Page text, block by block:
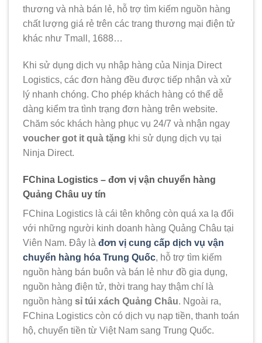
thương và nhà bán lẻ, hỗ trợ tìm kiếm nguồn hàng
chất lượng giá rẻ trên các trang thương mại điện tử
khác như Tmall, 1688…
Khi sử dụng dịch vụ nhập hàng của Ninja Direct
Logistics, các đơn hàng đều được tiếp nhận và xử
lý nhanh chóng. Cho phép khách hàng có thể dễ
dàng kiểm tra tình trạng đơn hàng trên website.
Chăm sóc khách hàng phục vụ 24/7 và nhận ngay
voucher got it quà tặng khi sử dụng dịch vụ tại
Ninja Direct.
FChina Logistics – đơn vị vận chuyển hàng
Quảng Châu uy tín
FChina Logistics là cái tên không còn quá xa lạ đối
với những người kinh doanh hàng Quảng Châu tại
Viên Nam. Đây là đơn vị cung cấp dịch vụ vận
chuyển hàng hóa Trung Quốc, hỗ trợ tìm kiếm
nguồn hàng bán buôn và bán lẻ như đồ gia dụng,
nguồn hàng điện tử, thời trang hay thậm chí là
nguồn hàng sỉ túi xách Quảng Châu. Ngoài ra,
FChina Logistics còn có dịch vụ nạp tiền, thanh toán
hộ, chuyển tiền từ Việt Nam sang Trung Quốc.